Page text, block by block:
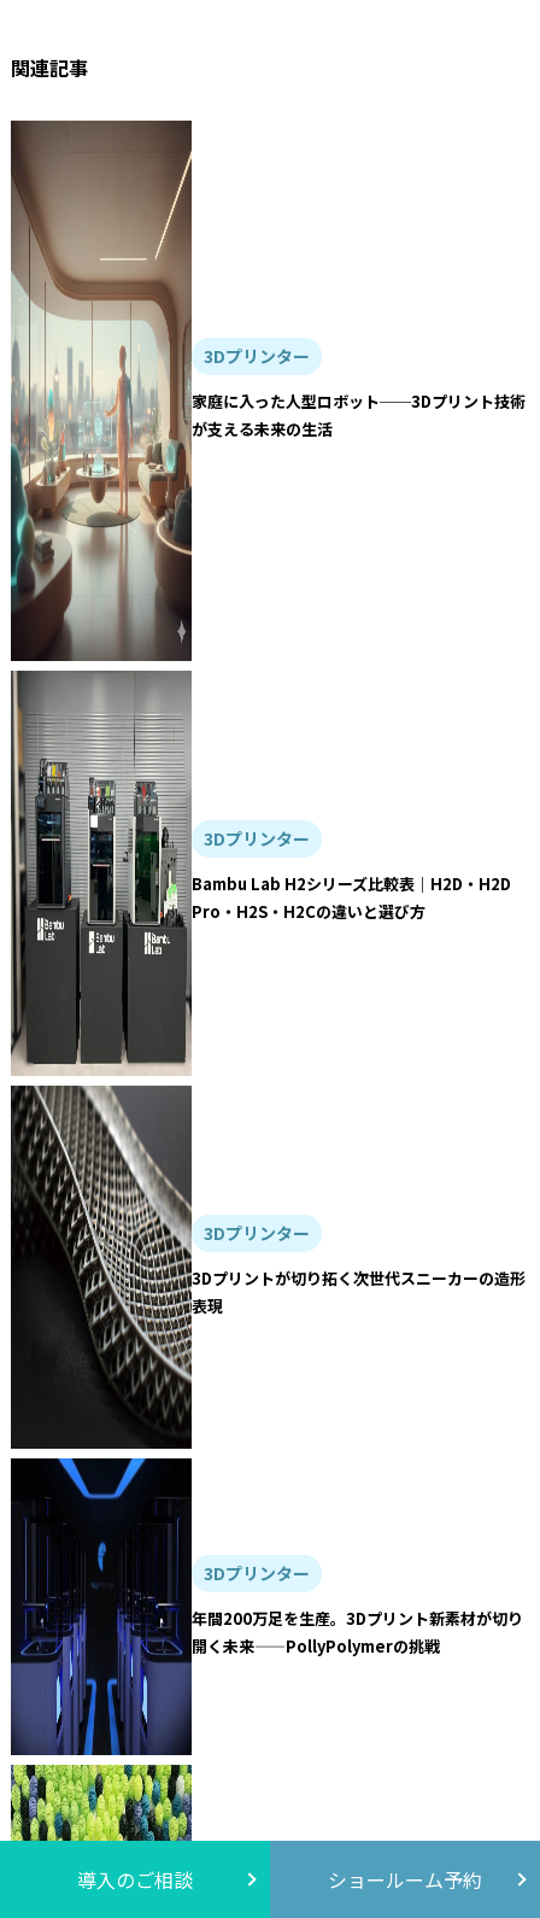
関連記事
3Dプリンター
家庭に入った人型ロボット──3Dプリント技術
が支える未来の生活
3Dプリンター
Bambu Lab H2シリーズ比較表｜H2D・H2D
Pro・H2S・H2Cの違いと選び方
3Dプリンター
3Dプリントが切り拓く次世代スニーカーの造形
表現
3Dプリンター
年間200万足を生産。3Dプリント新素材が切り
開く未来——PollyPolymerの挑戦
3Dプリンター
導入のご相談 ショールーム予約